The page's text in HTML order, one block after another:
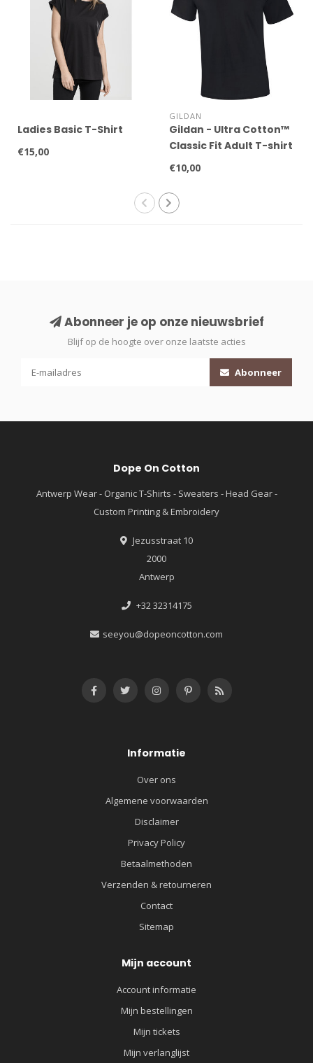
Ladies Basic T-Shirt
€15,00
GILDAN
Gildan - Ultra Cotton™
Classic Fit Adult T-shirt
€10,00
Abonneer je op onze nieuwsbrief
Blijf op de hoogte over onze laatste acties
Abonneer
Dope On Cotton
Antwerp Wear - Organic T-Shirts - Sweaters - Head Gear -
Custom Printing & Embroidery
Jezusstraat 10
2000
Antwerp
+32 32314175
seeyou@dopeoncotton.com
Informatie
Over ons
Algemene voorwaarden
Disclaimer
Privacy Policy
Betaalmethoden
Verzenden & retourneren
Contact
Sitemap
Mijn account
Account informatie
Mijn bestellingen
Mijn tickets
Mijn verlanglijst